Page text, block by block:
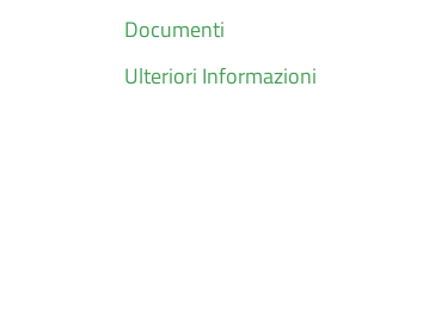
Documenti
Ulteriori Informazioni